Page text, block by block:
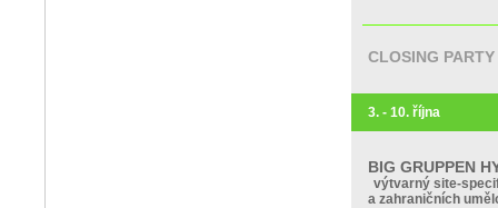
CLOSING PARTY
3. - 10. října
BIG GRUPPEN
výtvarný site-
a zahraničních